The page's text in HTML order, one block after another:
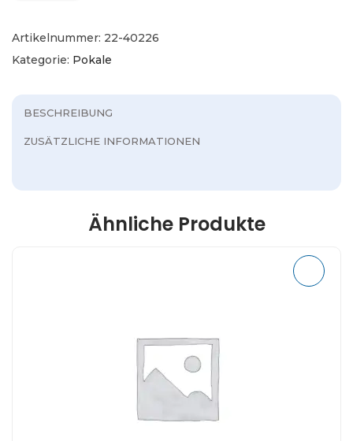
Artikelnummer: 22-40226
Kategorie: Pokale
BESCHREIBUNG
ZUSÄTZLICHE INFORMATIONEN
Ähnliche Produkte